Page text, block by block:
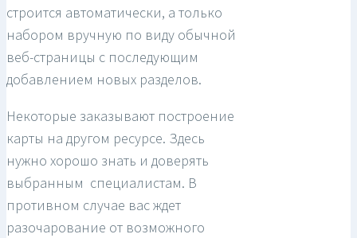
строится автоматически, а только
набором вручную по виду обычной
веб-страницы с последующим
добавлением новых разделов.
Некоторые заказывают построение
карты на другом ресурсе. Здесь
нужно хорошо знать и доверять
выбранным специалистам. В
противном случае вас ждет
разочарование от возможного